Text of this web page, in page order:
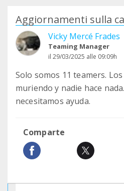
Aggiornamenti sulla
Vicky Mercé Frades
Teaming Manager
il 29/03/2025 alle 09:09h
Solo somos 11 teamers.
muriendo y nadie hace
necesitamos ayuda.
Comparte